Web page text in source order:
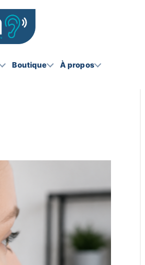
Boutique À propos